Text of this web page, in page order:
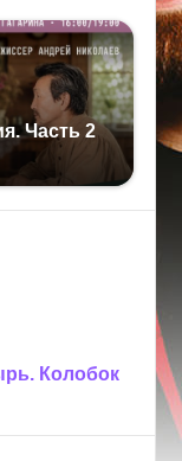
Часть 2
Колобок